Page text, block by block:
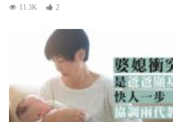
11.3K
2